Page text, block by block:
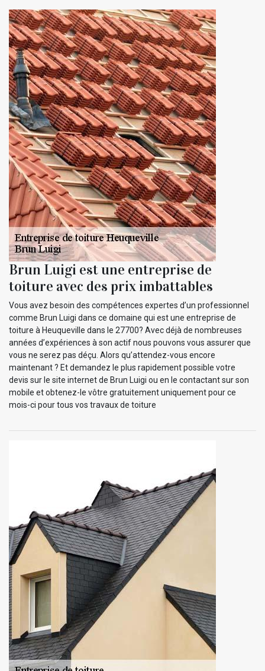
Brun Luigi est une entreprise de
toiture avec des prix imbattables
Vous avez besoin des compétences expertes d’un professionnel
comme Brun Luigi dans ce domaine qui est une entreprise de
toiture à Heuqueville dans le 27700? Avec déjà de nombreuses
années d’expériences à son actif nous pouvons vous assurer que
vous ne serez pas déçu. Alors qu’attendez-vous encore
maintenant ? Et demandez le plus rapidement possible votre
devis sur le site internet de Brun Luigi ou en le contactant sur son
mobile et obtenez-le vôtre gratuitement uniquement pour ce
mois-ci pour tous vos travaux de toiture